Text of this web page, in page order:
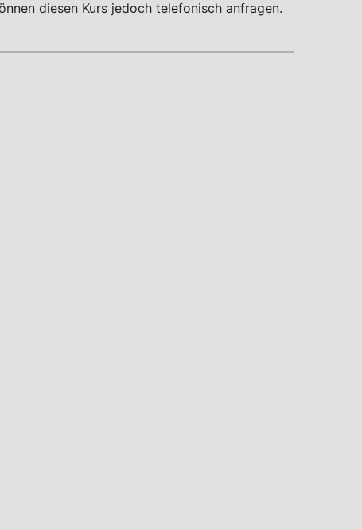
diesen Kurs jedoch telefonisch anfragen.